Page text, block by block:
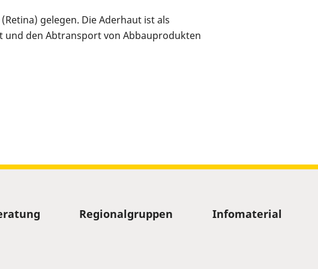
gelegen. Die Aderhaut ist als
und den Abtransport von Abbauprodukten
Regionalgruppen Infomaterial